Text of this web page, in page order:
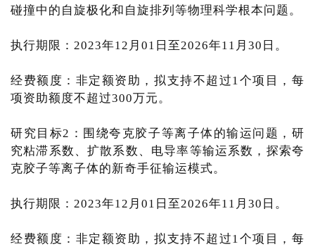
碰撞中的自旋极化和自旋排列等物理科学根本问题。
执行期限：2023年12月01日至2026年11月30日。
经费额度：非定额资助，拟支持不超过1个项目，每
项资助额度不超过300万元。
研究目标2：围绕夸克胶子等离子体的输运问题，研
究粘滞系数、扩散系数、电导率等输运系数，探索夸
克胶子等离子体的新奇手征输运模式。
执行期限：2023年12月01日至2026年11月30日。
经费额度：非定额资助，拟支持不超过1个项目，每